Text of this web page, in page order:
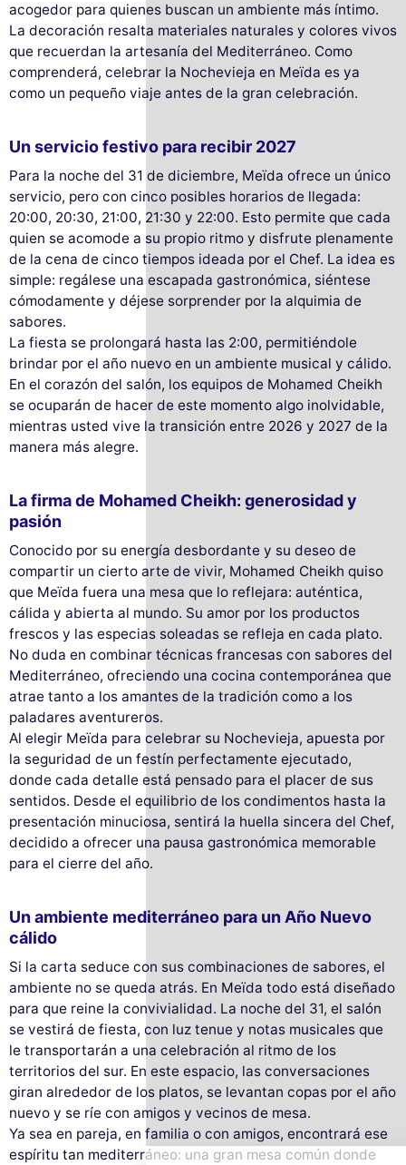
Este sitio web utiliza
cookies
Utilizamos cookies y sus datos personales
para mejorar su experiencia de
navegación, medir nuestra audiencia y personalizar los anuncios
acogedor para quienes buscan un ambiente más íntimo.
La decoración resalta materiales naturales y colores vivos
que recuerdan la artesanía del Mediterráneo. Como
comprenderá, celebrar la Nochevieja en Meïda es ya
como un pequeño viaje antes de la gran celebración.
Un servicio festivo para recibir 2027
Para la noche del 31 de diciembre, Meïda ofrece un único
servicio, pero con cinco posibles horarios de llegada:
20:00, 20:30, 21:00, 21:30 y 22:00. Esto permite que cada
quien se acomode a su propio ritmo y disfrute plenamente
de la cena de cinco tiempos ideada por el Chef. La idea es
simple: regálese una escapada gastronómica, siéntese
cómodamente y déjese sorprender por la alquimia de
sabores.
La fiesta se prolongará hasta las 2:00, permitiéndole
brindar por el año nuevo en un ambiente musical y cálido.
En el corazón del salón, los equipos de Mohamed Cheikh
se ocuparán de hacer de este momento algo inolvidable,
mientras usted vive la transición entre 2026 y 2027 de la
manera más alegre.
La firma de Mohamed Cheikh: generosidad y
pasión
Conocido por su energía desbordante y su deseo de
compartir un cierto arte de vivir, Mohamed Cheikh quiso
que Meïda fuera una mesa que lo reflejara: auténtica,
cálida y abierta al mundo. Su amor por los productos
frescos y las especias soleadas se refleja en cada plato.
No duda en combinar técnicas francesas con sabores del
Mediterráneo, ofreciendo una cocina contemporánea que
atrae tanto a los amantes de la tradición como a los
paladares aventureros.
Al elegir Meïda para celebrar su Nochevieja, apuesta por
la seguridad de un festín perfectamente ejecutado,
donde cada detalle está pensado para el placer de sus
sentidos. Desde el equilibrio de los condimentos hasta la
presentación minuciosa, sentirá la huella sincera del Chef,
decidido a ofrecer una pausa gastronómica memorable
para el cierre del año.
Un ambiente mediterráneo para un Año Nuevo
cálido
Si la carta seduce con sus combinaciones de sabores, el
ambiente no se queda atrás. En Meïda todo está diseñado
para que reine la convivialidad. La noche del 31, el salón
se vestirá de fiesta, con luz tenue y notas musicales que
le transportarán a una celebración al ritmo de los
territorios del sur. En este espacio, las conversaciones
giran alrededor de los platos, se levantan copas por el año
nuevo y se ríe con amigos y vecinos de mesa.
Ya sea en pareja, en familia o con amigos, encontrará ese
espíritu tan mediterráneo: una gran mesa común donde